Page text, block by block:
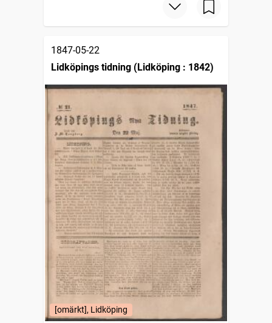
1847-05-22
Lidköpings tidning (Lidköping : 1842)
[omärkt], Lidköping